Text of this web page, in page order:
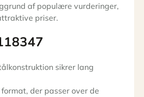
af populære vurderinger,
priser.
sikrer lang
der passer over de